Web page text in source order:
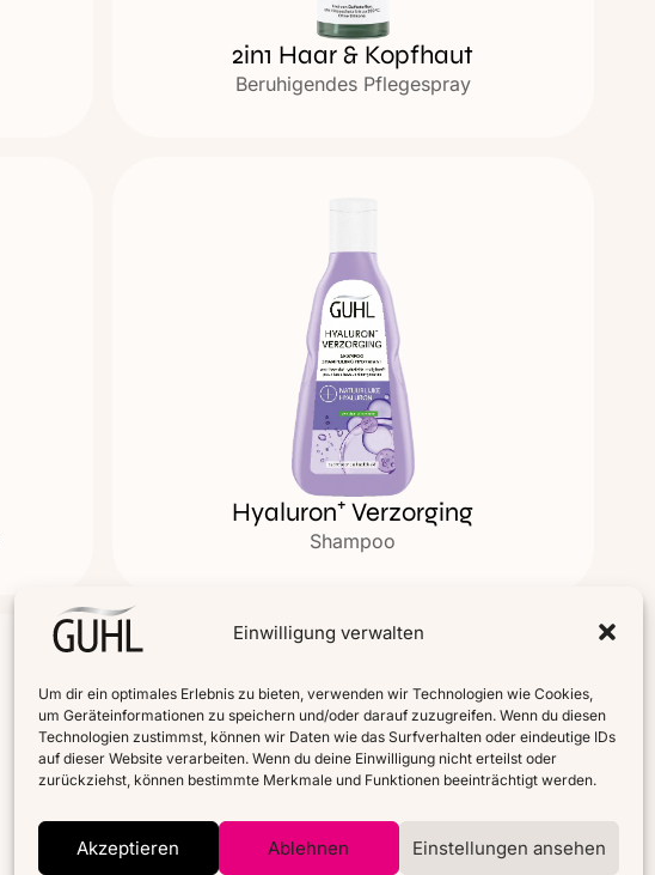
Einwilligung verwalten
Um dir ein optimales Erlebnis zu bieten, verwenden wir Technologien wie Cookies,
um Geräteinformationen zu speichern und/oder darauf zuzugreifen. Wenn du diesen
Technologien zustimmst, können wir Daten wie das Surfverhalten oder eindeutige IDs
auf dieser Website verarbeiten. Wenn du deine Einwilligung nicht erteilst oder
zurückziehst, können bestimmte Merkmale und Funktionen beeinträchtigt werden.
Akzeptieren Ablehnen Einstellungen ansehen
2in1 Haar & Kopfhaut
Beruhigendes Pflegespray
Hyaluron⁺ Verzorging
Shampoo